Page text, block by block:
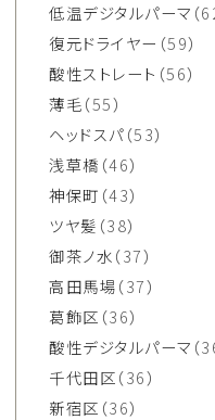
低温デジタルパーマ （
復元ドライヤー （59）
酸性ストレート （56）
薄毛（55）
ヘッドスパ（53）
浅草橋 （46）
神保町 （43）
ツヤ髪 （38）
御茶ノ水（37）
高田馬場（37）
葛飾区 （36）
酸性デジタルパーマ （
千代田区（36）
新宿区 （36）